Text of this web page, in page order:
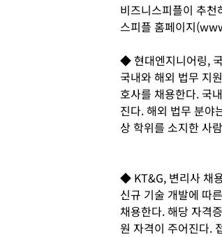
비즈니스피플이 추천
스피플 홈페이지
◆ 현대엔지니어링,
국내와 해외 법무 지
호사를 채용한다. 국
진다. 해외 법무 분야
상 학위를 소지한 사
◆ KT&G, 변리사 채
신규 기술 개발에 따
채용한다. 해당 자격
원 자격이 주어진다.